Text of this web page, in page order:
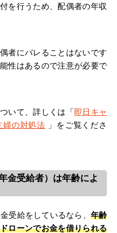
を行うため、配偶者の年収
者にバレることはないです
性はあるので注意が必要で
いて、詳しくは「 即日キャ
婦の対処法 」をご覧くださ
金受給者）は年齢によ
受給をしているなら、 年齢
ローンでお金を借りられる